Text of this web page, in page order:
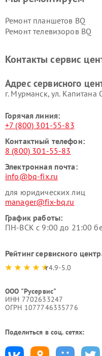
Ремонт планшетов BQ
Ремонт телевизоров BQ
Контакты сервис
Адрес сервисного
г. Мурманск, ул.
Горячая линия:
+7 (800) 301-55-83
Контактный телефон:
8 (800) 301-55-83
Электронная почта:
info@bq-fix.ru
для юридических лиц
manager@fix-bq.ru
График работы:
ПН-ВСК с 9:00 до 21:00
Рейтинг сервисного
4.9-5.0
ООО "Русервис"
ИНН 7702633247
ОГРН 1077746335776
Поделиться в соц. сетях: